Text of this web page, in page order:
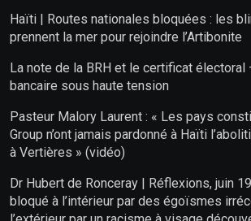
Haïti | Routes nationales bloquées : les
prennent la mer pour rejoindre l’Artibonite
La note de la BRH et le certificat électoral
bancaire sous haute tension
Pasteur Malory Laurent : « Les pays
Group n’ont jamais pardonné à Haïti
à Vertières » (vidéo)
Dr Hubert de Ronceray | Réflexions, juin
bloqué à l’intérieur par des égoïsmes